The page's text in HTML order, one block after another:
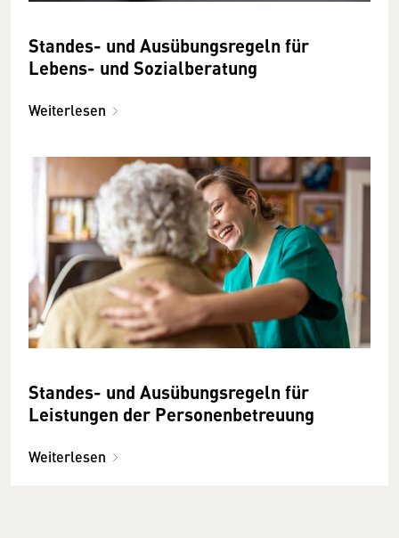
Standes- und Ausübungsregeln für
Lebens- und Sozialberatung
Weiterlesen
Standes- und Ausübungsregeln für
Leistungen der Personenbetreuung
Weiterlesen